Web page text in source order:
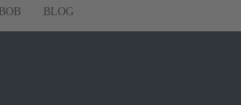
BOB BLOG